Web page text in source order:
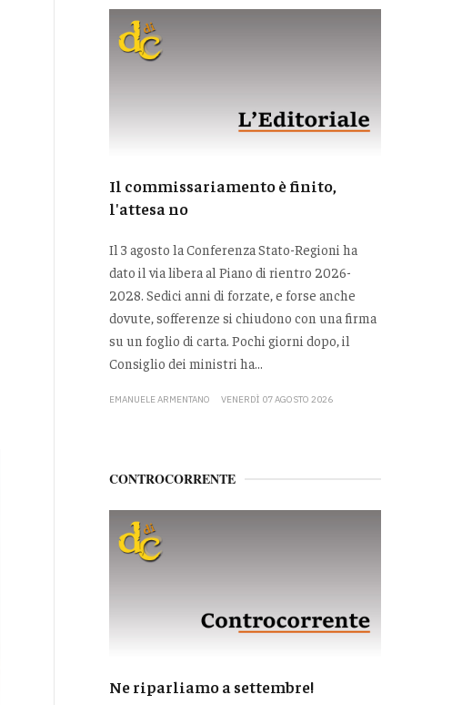
Il commissariamento è finito,
l'attesa no
Il 3 agosto la Conferenza Stato-Regioni ha
dato il via libera al Piano di rientro 2026-
2028. Sedici anni di forzate, e forse anche
dovute, sofferenze si chiudono con una firma
su un foglio di carta. Pochi giorni dopo, il
Consiglio dei ministri ha...
EMANUELE ARMENTANO VENERDÌ 07 AGOSTO 2026
CONTROCORRENTE
Ne riparliamo a settembre!